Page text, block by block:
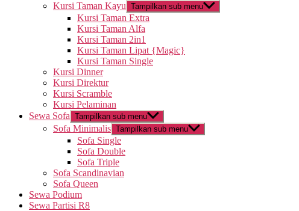
Kursi Taman Kayu Tampilkan sub menu
Kursi Taman Extra
Kursi Taman Alfa
Kursi Taman 2in1
Kursi Taman Lipat {Magic}
Kursi Taman Single
Kursi Dinner
Kursi Direktur
Kursi Scramble
Kursi Pelaminan
Sewa Sofa Tampilkan sub menu
Sofa Minimalis Tampilkan sub menu
Sofa Single
Sofa Double
Sofa Triple
Sofa Scandinavian
Sofa Queen
Sewa Podium
Sewa Partisi R8